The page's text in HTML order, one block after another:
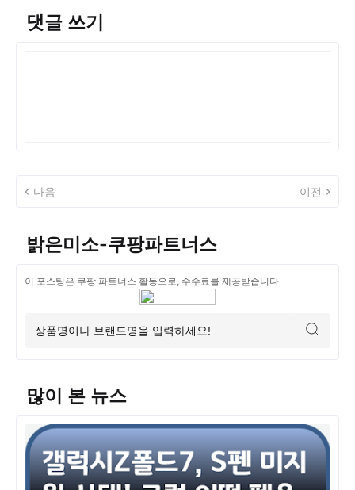
댓글 쓰기
다음 이전
밝은미소-쿠팡파트너스
이 포스팅은 쿠팡 파트너스 활동으로, 수수료를 제공받습니다
많이 본 뉴스